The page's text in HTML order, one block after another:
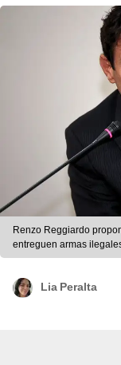
Renzo Reggiardo
entreguen armas
Lia Peralta